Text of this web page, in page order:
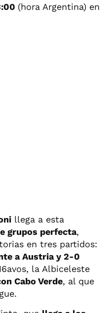
(hora Argentina) en
llega a esta
grupos perfecta,
en tres partidos:
a Austria y 2-0
la Albiceleste
Cabo Verde, al que